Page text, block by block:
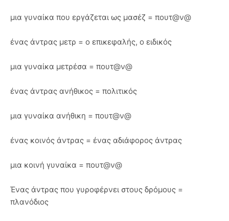
μια γυναίκα που εργάζεται ως μασέζ = πουτ@ν@
ένας άντρας μετρ = ο επικεφαλής, ο ειδικός
μια γυναίκα μετρέσα = πουτ@ν@
ένας άντρας ανήθικος = πολιτικός
μια γυναίκα ανήθικη = πουτ@ν@
ένας κοινός άντρας = ένας αδιάφορος άντρας
μια κοινή γυναίκα = πουτ@ν@
Ένας άντρας που γυροφέρνει στους δρόμους =
πλανόδιος